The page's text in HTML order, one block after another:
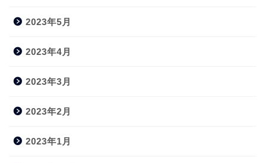
2023年5月
2023年4月
2023年3月
2023年2月
2023年1月